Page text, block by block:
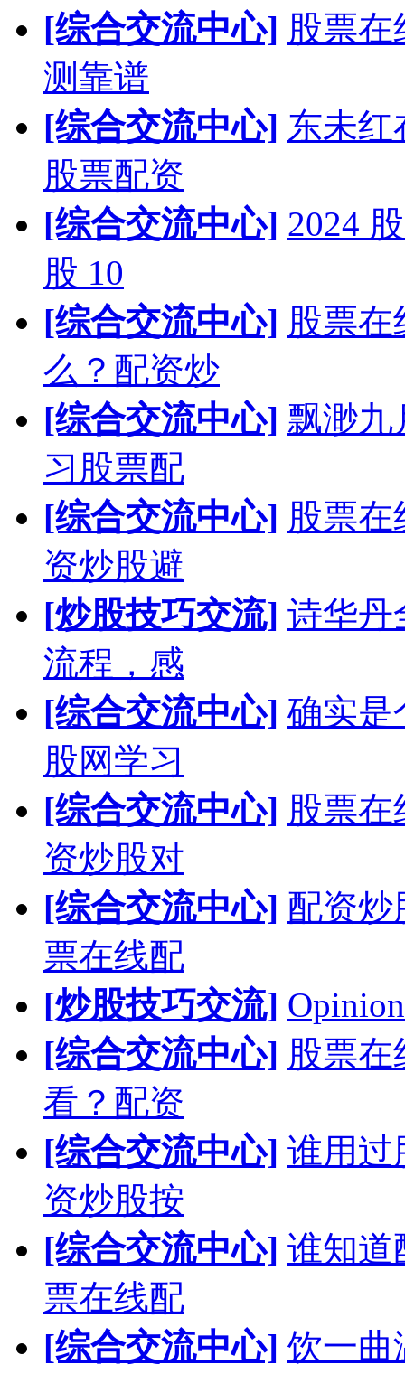
[综合交流中心] 股票在
测靠谱
[综合交流中心] 东未红
股票配资
[综合交流中心] 2024
股 10
[综合交流中心] 股票
么？配资炒
[综合交流中心] 飘渺九
习股票配
[综合交流中心] 股票
资炒股避
[炒股技巧交流] 诗华丹
流程，感
[综合交流中心] 确实是
股网学习
[综合交流中心] 股票
资炒股对
[综合交流中心] 配资炒
票在线配
[炒股技巧交流]
[综合交流中心] 股票
看？配资
[综合交流中心] 谁用过
资炒股按
[综合交流中心] 谁知道
票在线配
[综合交流中心] 饮一曲